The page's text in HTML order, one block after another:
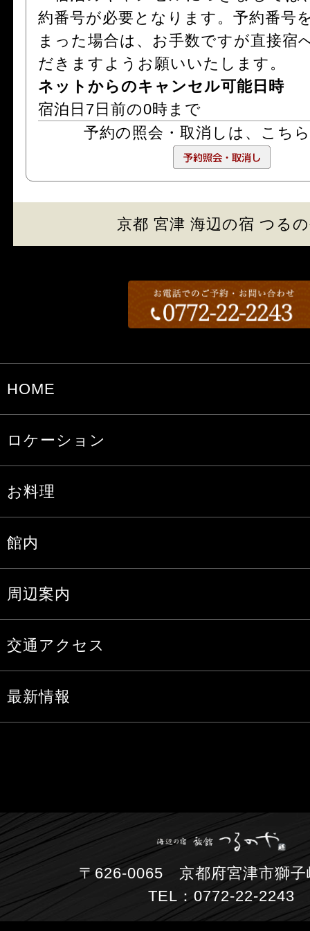
約番号が必要となります。予約番号
まった場合は、お手数ですが直接宿
だきますようお願いいたします。
ネットからのキャンセル可能日時
宿泊日7日前の0時まで
予約の照会・取消しは、 こちら
京都 宮津 海辺の宿 つる
HOME
ロケーション
お料理
館内
周辺案内
交通アクセス
最新情報
〒626-0065 京都府宮津市獅子
TEL：0772-22-2243